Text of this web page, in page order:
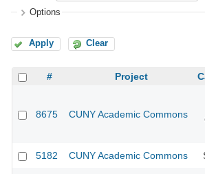
Options
Apply Clear
# Project
8675 CUNY Academic Commons
5182 CUNY Academic Commons